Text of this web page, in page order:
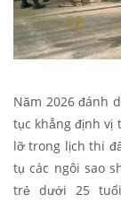
Năm 2026 đánh
tục khẳng định vị
lỡ trong lịch thi
tụ các ngôi sao
trẻ dưới 25